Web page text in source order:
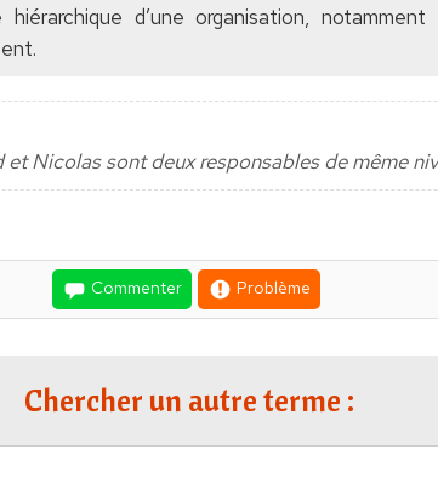
d’une organisation,
Nicolas sont deux responsables de même
Commenter Problème
Chercher un autre terme :